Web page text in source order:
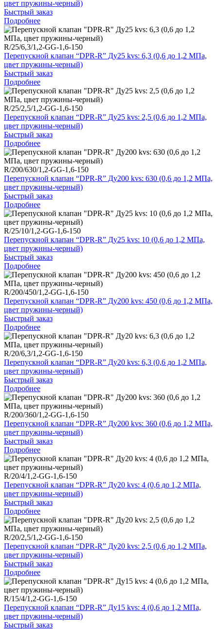
цвет пружины-черный)
Быстрый заказ
Подробнее
R/25/6,3/1,2-GG-1,6-150
Перепускной клапан “DPR-R” Ду25 kvs: 6,3 (0,6 до 1,2 МПа,
цвет пружины-черный)
Быстрый заказ
Подробнее
R/25/2,5/1,2-GG-1,6-150
Перепускной клапан “DPR-R” Ду25 kvs: 2,5 (0,6 до 1,2 МПа,
цвет пружины-черный)
Быстрый заказ
Подробнее
R/200/630/1,2-GG-1,6-150
Перепускной клапан “DPR-R” Ду200 kvs: 630 (0,6 до 1,2 МПа,
цвет пружины-черный)
Быстрый заказ
Подробнее
R/25/10/1,2-GG-1,6-150
Перепускной клапан “DPR-R” Ду25 kvs: 10 (0,6 до 1,2 МПа,
цвет пружины-черный)
Быстрый заказ
Подробнее
R/200/450/1,2-GG-1,6-150
Перепускной клапан “DPR-R” Ду200 kvs: 450 (0,6 до 1,2 МПа,
цвет пружины-черный)
Быстрый заказ
Подробнее
R/20/6,3/1,2-GG-1,6-150
Перепускной клапан “DPR-R” Ду20 kvs: 6,3 (0,6 до 1,2 МПа,
цвет пружины-черный)
Быстрый заказ
Подробнее
R/200/360/1,2-GG-1,6-150
Перепускной клапан “DPR-R” Ду200 kvs: 360 (0,6 до 1,2 МПа,
цвет пружины-черный)
Быстрый заказ
Подробнее
R/20/4/1,2-GG-1,6-150
Перепускной клапан “DPR-R” Ду20 kvs: 4 (0,6 до 1,2 МПа,
цвет пружины-черный)
Быстрый заказ
Подробнее
R/20/2,5/1,2-GG-1,6-150
Перепускной клапан “DPR-R” Ду20 kvs: 2,5 (0,6 до 1,2 МПа,
цвет пружины-черный)
Быстрый заказ
Подробнее
R/15/4/1,2-GG-1,6-150
Перепускной клапан “DPR-R” Ду15 kvs: 4 (0,6 до 1,2 МПа,
цвет пружины-черный)
Быстрый заказ